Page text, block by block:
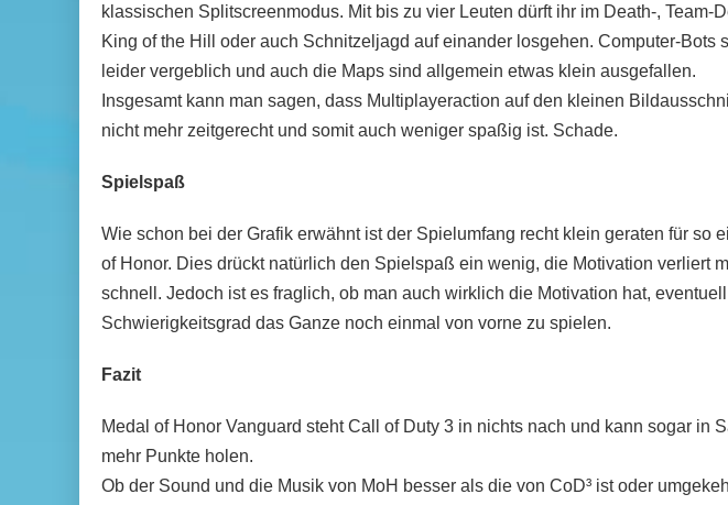
klassischen Splitscreenmodus. Mit bis zu vier Leuten dürft ihr im Death-, Team-
King of the Hill oder auch Schnitzeljagd auf einander losgehen. Computer-Bots
leider vergeblich und auch die Maps sind allgemein etwas klein ausgefallen.
Insgesamt kann man sagen, dass Multiplayeraction auf den kleinen
nicht mehr zeitgerecht und somit auch weniger spaßig ist. Schade.
Spielspaß
Wie schon bei der Grafik erwähnt ist der Spielumfang recht klein geraten für so
of Honor. Dies drückt natürlich den Spielspaß ein wenig, die Motivation verliert
schnell. Jedoch ist es fraglich, ob man auch wirklich die Motivation hat,
Schwierigkeitsgrad das Ganze noch einmal von vorne zu spielen.
Fazit
Medal of Honor Vanguard steht Call of Duty 3 in nichts nach und kann sogar in
mehr Punkte holen.
Ob der Sound und die Musik von MoH besser als die von CoD³ ist oder